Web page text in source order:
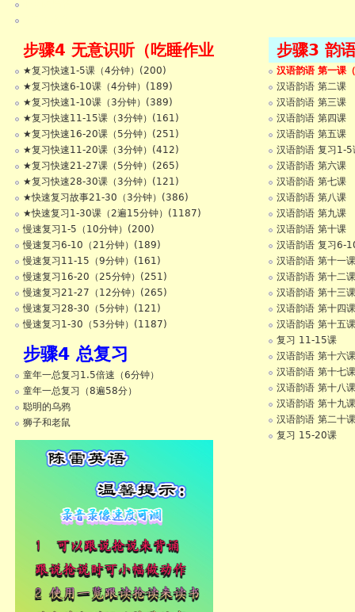
步骤4 无意识听（吃睡作业
等）
★复习快速1-5课（4分钟）(200)
★复习快速6-10课（4分钟）(189)
★复习快速1-10课（3分钟）(389)
★复习快速11-15课（3分钟）(161)
★复习快速16-20课（5分钟）(251)
★复习快速11-20课（3分钟）(412)
★复习快速21-27课（5分钟）(265)
★复习快速28-30课（3分钟）(121)
★快速复习故事21-30（3分钟）(386)
★快速复习1-30课（2遍15分钟）(1187)
慢速复习1-5（10分钟）(200)
慢速复习6-10（21分钟）(189)
慢速复习11-15（9分钟）(161)
慢速复习16-20（25分钟）(251)
慢速复习21-27（12分钟）(265)
慢速复习28-30（5分钟）(121)
慢速复习1-30（53分钟）(1187)
步骤4 总复习
童年一总复习1.5倍速（6分钟）
童年一总复习（8遍58分）
聪明的乌鸦
狮子和老鼠
步骤3 韵
汉语韵语 第一课
汉语韵语 第二课
汉语韵语 第三课
汉语韵语 第四课
汉语韵语 第五课
汉语韵语 复习1-5
汉语韵语 第六课
汉语韵语 第七课
汉语韵语 第八课
汉语韵语 第九课
汉语韵语 第十课
汉语韵语 复习6-
汉语韵语 第十一
汉语韵语 第十二
汉语韵语 第十三
汉语韵语 第十四
汉语韵语 第十五
复习 11-15课
汉语韵语 第十六
汉语韵语 第十七
汉语韵语 第十八
汉语韵语 第十九
汉语韵语 第二十
复习 15-20课